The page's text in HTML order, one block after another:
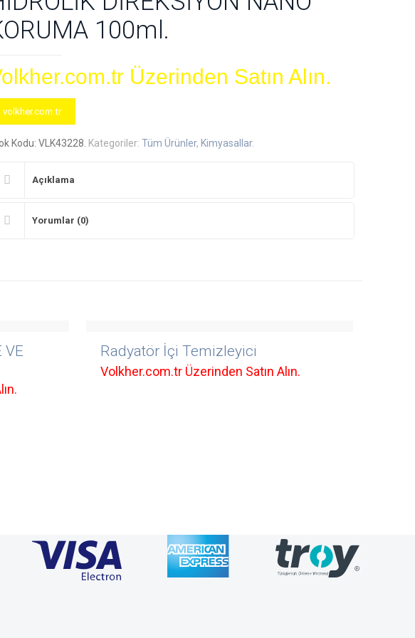
100ml.
Üzerinden Satın Alın.
volkher.com.tr
Kodu:VLK43228 Kategoriler:Tüm Ürünler, Kimyasallar.
Açıklama
Yorumlar (0)
VE
Radyatör İçi Temizleyici
Volkher.com.tr Üzerinden Satın Alın.